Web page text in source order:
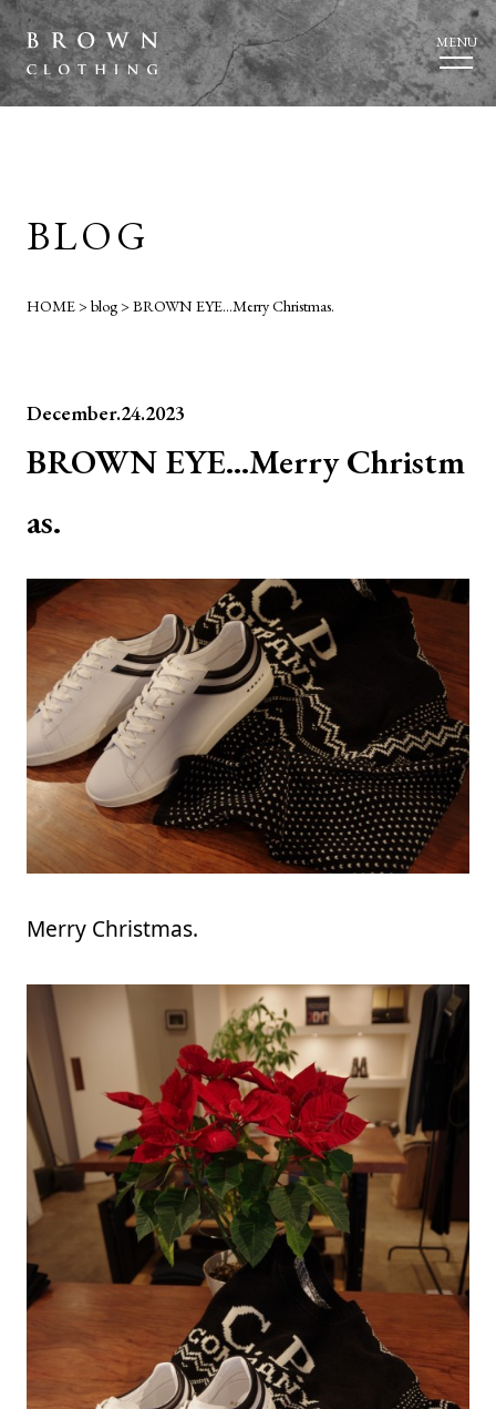
MENU
BLOG
HOME>blog>BROWN EYE…Merry Christmas.
December.24.2023
BROWN EYE…Merry Christm
as.
Merry Christmas.